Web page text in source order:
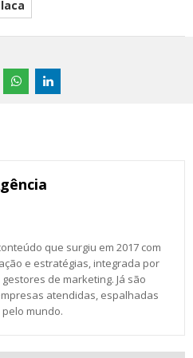
CompartilheCompartilhe
que surgiu em 2017 com
e estratégias, integrada por
de marketing. Já são
atendidas, espalhadas
mundo.